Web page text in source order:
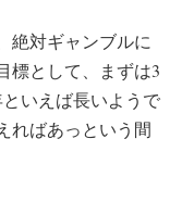
絶対ギャンブルに
標として、まずは3
いえば長いようで
ればあっという間